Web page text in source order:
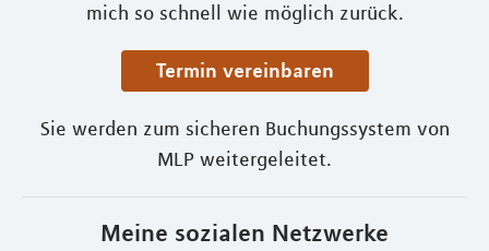
mich so schnell wie möglich zurück.
Termin vereinbaren
Sie werden zum sicheren Buchungssystem von
MLP weitergeleitet.
Meine sozialen Netzwerke